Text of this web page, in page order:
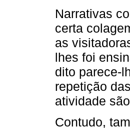
Narrativas
certa
as
lhes foi
dito parece-
repetição
atividade
Contudo,